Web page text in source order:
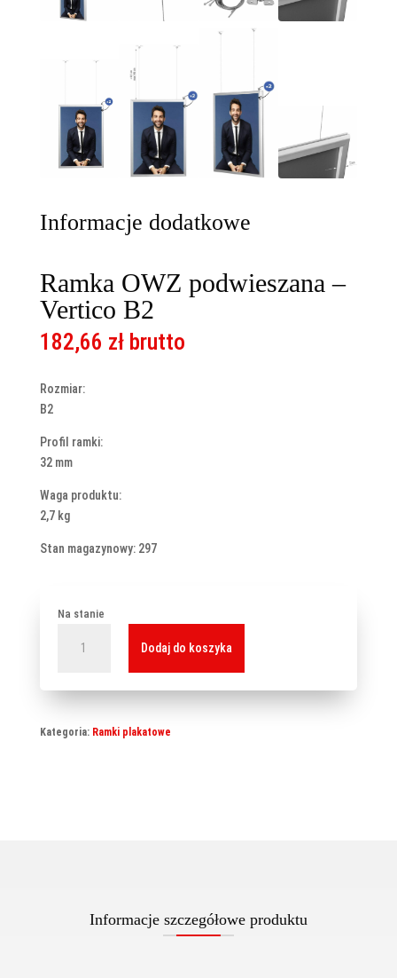
Informacje dodatkowe
Ramka OWZ podwieszana –
Vertico B2
182,66 zł brutto
Rozmiar:
B2
Profil ramki:
32 mm
Waga produktu:
2,7 kg
Stan magazynowy: 297
Na stanie
Ramka
podwieszana
Vertico
Dodaj do koszyka
Kategoria: Ramki plakatowe
Informacje szczegółowe produktu